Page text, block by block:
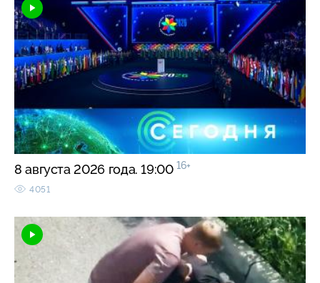
8 августа 2026 года. 19:00 16+
4051